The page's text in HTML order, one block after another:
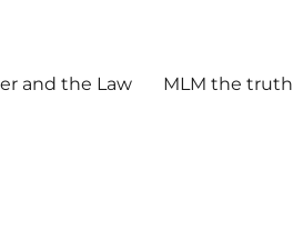
and the Law MLM the truth